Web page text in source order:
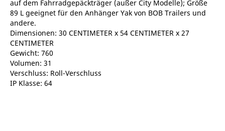
auf dem Fahrradgepäckträger (außer City Modelle); Größe
89 L geeignet für den Anhänger Yak von BOB Trailers und
andere.
Dimensionen: 30 CENTIMETER x 54 CENTIMETER x 27
CENTIMETER
Gewicht: 760
Volumen: 31
Verschluss: Roll-Verschluss
IP Klasse: 64